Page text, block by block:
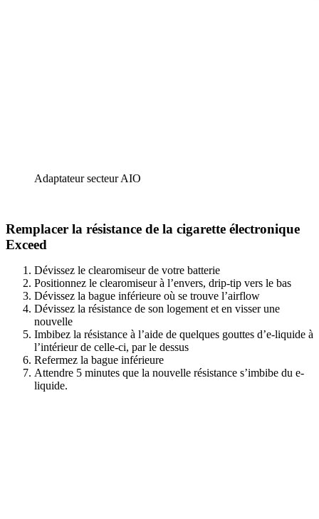
Adaptateur secteur AIO
Remplacer la résistance de la cigarette électronique
Exceed
Dévissez le clearomiseur de votre batterie
Positionnez le clearomiseur à l’envers, drip-tip vers le bas
Dévissez la bague inférieure où se trouve l’airflow
Dévissez la résistance de son logement et en visser une
nouvelle
Imbibez la résistance à l’aide de quelques gouttes d’e-liquide à
l’intérieur de celle-ci, par le dessus
Refermez la bague inférieure
Attendre 5 minutes que la nouvelle résistance s’imbibe du e-
liquide.